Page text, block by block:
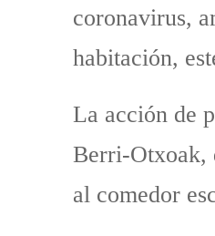
coronavirus,
habitación,
La acción de
Berri-Otxoak,
al comedor